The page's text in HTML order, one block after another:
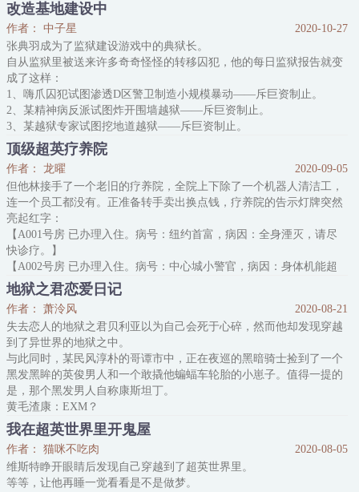
优雅的兰马洛克先生是金士曼元老特工之一，永远穿着笔挺精致的西
装，拿着奢华高贵的手杖，黑色的长发被束起发尾放在一边的胸前，
看不出岁月痕的脸上永远挂着矜持高雅的笑容。
然
改造基地建设中
作者： 中子星
2020-10-27
张典羽成为了监狱建设游戏中的典狱长。
自从监狱里被送来许多奇奇怪怪的转移囚犯，他的每日监狱报告就变
成了这样：
1、嗨爪囚犯试图渗透D区警卫制造小规模暴动——斥巨资制止。
2、某精神病反派试图炸开围墙越狱——斥巨资制止。
3、某越狱专家试图挖地道越狱——斥巨资制止。
4、财政情况：赤字！！！
张典羽：这个游戏好像有哪里不对？
卧底超英们：……这个监狱哪里都不对！
囚犯们：新来的老哥们个个都是人才……我现在只想好好改造申请减
刑假释离他们远点。
张典羽：不知道为什么，囚犯们的工作热情空前高涨，
顶级超英疗养院
作者： 龙曜
2020-09-05
但他林接手了一个老旧的疗养院，全院上下除了一个机器人清洁工，
连一个员工都没有。正准备转手卖出换点钱，疗养院的告示灯牌突然
亮起红字：
【A001号房 已办理入住。病号：纽约首富，病因：全身湮灭，请尽
快诊疗。】
【A002号房 已办理入住。病号：中心城小警官，病因：身体机能超
速代谢，请尽快诊疗】
【A003号房 已办理入住。病号：教授，病因：脑衰竭，请尽快诊
疗】
但他林：？？？
这都是死人了吧，棺材板都盖上了。
后来，他陆续又接诊了某重度辐射小记者，某粉碎性骨折甜心首富，
某过速老化爱国大兵，某脑部
地狱之君恋爱日记
作者： 萧泠风
2020-08-21
失去恋人的地狱之君贝利亚以为自己会死于心碎，然而他却发现穿越
到了异世界的地狱之中。
与此同时，某民风淳朴的哥谭市中，正在夜巡的黑暗骑士捡到了一个
黑发黑眸的英俊男人和一个敢撬他蝙蝠车轮胎的小崽子。值得一提的
是，那个黑发男人自称康斯坦丁。
黄毛渣康：EXM？
***世界日常***
自从聘请了地狱之君和驱魔人做韦恩集团的魔法顾问，蝙蝠老板时不
时就会从他们那里收到“礼物”：
从未来重生归来的亲儿子√
处在人生迷茫期的氪星遗孤小镇男孩√
我在超英世界里开鬼屋
作者： 猫咪不吃肉
2020-08-05
维斯特睁开眼睛后发现自己穿越到了超英世界里。
等等，让他再睡一觉看看是不是做梦。